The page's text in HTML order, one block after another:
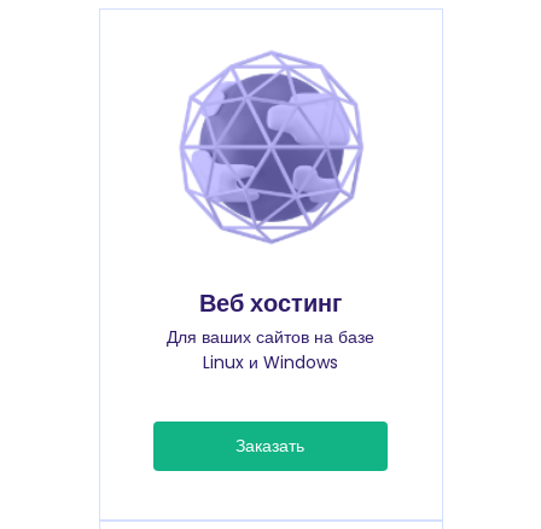
Веб хостинг
Для ваших сайтов на базе
Linux и Windows
Заказать